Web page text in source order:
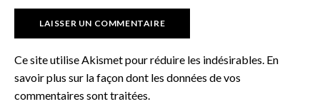
Ce site utilise Akismet pour réduire les indésirables. En
savoir plus sur la façon dont les données de vos
commentaires sont traitées.